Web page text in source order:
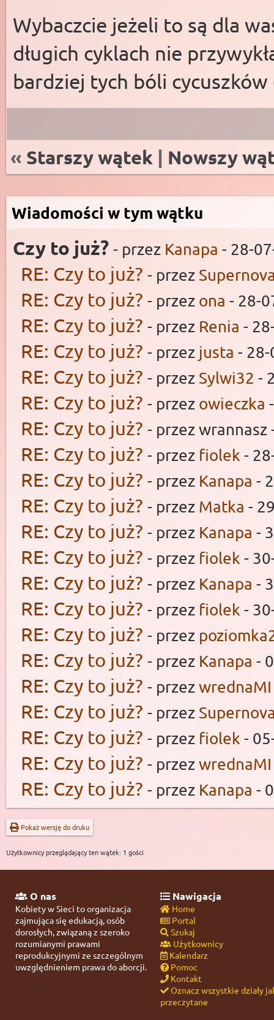
Wybaczcie jeżeli to są dla
długich cyklach nie
bardziej tych bóli cycuszków
« Starszy wątek | Nowszy
Wiadomości w tym wątku
Czy to już? - przez Kanapa - 28-
RE: Czy to już? - przez
RE: Czy to już? - przez ona - 28-
RE: Czy to już? - przez Renia -
RE: Czy to już? - przez justa -
RE: Czy to już? - przez Sylwi32 -
RE: Czy to już? - przez owieczka
RE: Czy to już? - przez wrannasz
RE: Czy to już? - przez fiolek -
RE: Czy to już? - przez Kanapa -
RE: Czy to już? - przez Matka -
RE: Czy to już? - przez Kanapa -
RE: Czy to już? - przez fiolek -
RE: Czy to już? - przez Kanapa -
RE: Czy to już? - przez fiolek -
RE: Czy to już? - przez
RE: Czy to już? - przez Kanapa -
RE: Czy to już? - przezwrednaMI
RE: Czy to już? - przez
RE: Czy to już? - przez fiolek -
RE: Czy to już? - przezwrednaMI
RE: Czy to już? - przez Kanapa -
Pokaż wersję do druku
Użytkownicy przeglądający ten wątek: 1 gości
O nas
Kobiety w Sieci to organizacja
zajmująca się edukacją, osób
dorosłych, związaną z szeroko
rozumianymi prawami
reprodukcyjnymi ze szczególnym
uwzględnieniem prawa do aborcji.
Nawigacja
Home
Portal
Szukaj
Użytkownicy
Kalendarz
Pomoc
Kontakt
Oznacz wszystkie działy
przeczytane